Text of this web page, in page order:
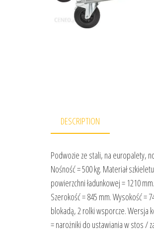
DESCRIPTION
Podwozie ze stali, na europalety,
Nośność = 500 kg. Materiał
powierzchni ładunkowej = 1210
Szerokość = 845 mm. Wysokość =
blokadą, 2 rolki wsporcze. Wersja
= narożniki do ustawiania w stos /